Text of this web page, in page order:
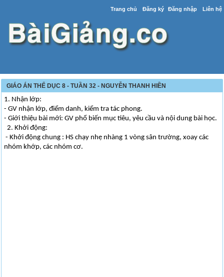
Trang chủ Đăng ký Đăng nhập Liên hệ
GIÁO ÁN THỂ DỤC 8 - TUẦN 32 - NGUYỄN THANH HIỀN
1. Nhận lớp:
- GV nhận lớp, điểm danh, kiểm tra tác phong.
- Giới thiệu bài mới: GV phổ biến mục tiêu, yêu cầu và nội dung bài học.
2. Khởi động:
- Khởi động chung : HS chạy nhẹ nhàng 1 vòng sân trường, xoay các
nhóm khớp, các nhóm cơ.